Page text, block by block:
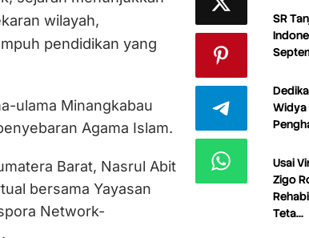
wilayah,
pendidikan yang
ulama Minangkabau
Agama Islam.
Barat, Nasrul Abit
bersama Yayasan
Network-
SR
Widya
Usai
Zigo
Teta…